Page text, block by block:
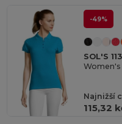
-49%
SOL'S
Najnižší
115,32